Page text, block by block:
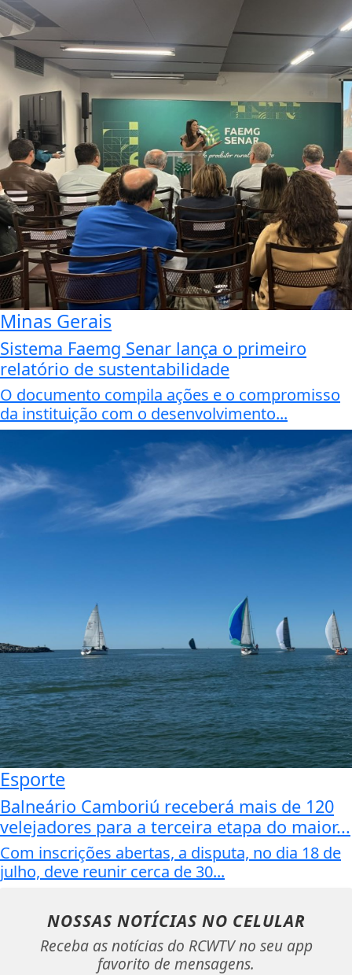
Minas Gerais
Sistema Faemg Senar lança o primeiro
relatório de sustentabilidade
O documento compila ações e o compromisso
da instituição com o desenvolvimento...
Esporte
Balneário Camboriú receberá mais de 120
velejadores para a terceira etapa do maior...
Com inscrições abertas, a disputa, no dia 18 de
julho, deve reunir cerca de 30...
NOSSAS NOTÍCIAS NO CELULAR
Receba as notícias do RCWTV no seu app
favorito de mensagens.